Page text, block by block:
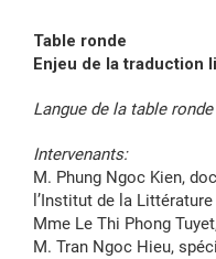
Table ronde
Enjeu de la traduction
Langue de la table
Intervenants:
M. Phung Ngoc Kien,
l’Institut de la Littérature
Mme Le Thi Phong
M. Tran Ngoc Hieu,